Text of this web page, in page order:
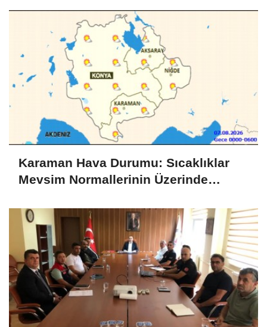
Karaman Hava Durumu: Sıcaklıklar
Mevsim Normallerinin Üzerinde